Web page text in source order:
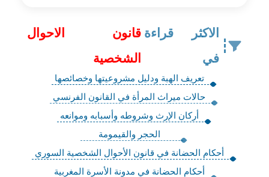
الاكثر قراءة
في
قانون الاحوال
الشخصية
تعريف الهبة ودليل مشروعيتها وخصائصها
حالات ميراث المرأة في القانون الفرنسي
أركان الإرث وشروطه وأسبابه وموانعه
‏الحجر والقيمومة
أحكام الحضانة في قانون الأحوال الشخصية السوري
أحكام الحضانة في مدونة الأسرة المغربية